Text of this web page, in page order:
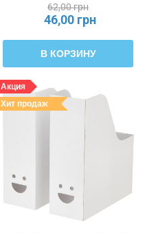
62,00 грн
46,00 грн
В КОРЗИНУ
Акция
Хит продаж